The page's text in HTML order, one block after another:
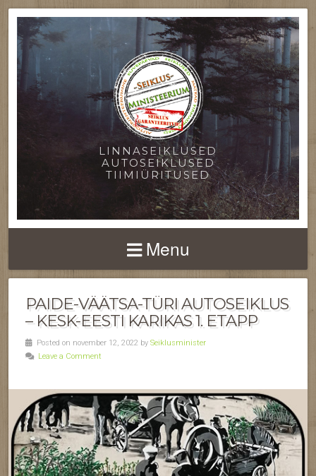
LINNASEIKLUSED
AUTOSEIKLUSED
TIIMIÜRITUSED
Menu
PAIDE-VÄÄTSA-TÜRI AUTOSEIKLUS
– KESK-EESTI KARIKAS 1. ETAPP
Posted on november 12, 2022 by Seiklusminister
Leave a Comment